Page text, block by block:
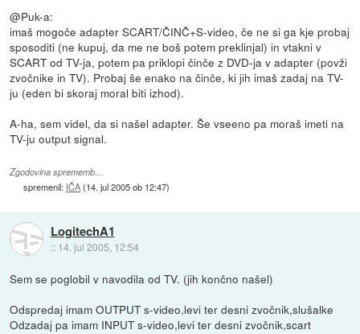
@Puk-a:
imaš mogoče adapter SCART/ČINČ+S-video, če ne si ga kje probaj
sposoditi (ne kupuj, da me ne boš potem preklinjal) in vtakni v
SCART od TV-ja, potem pa priklopi činče z DVD-ja v adapter (povži
zvočnike in TV). Probaj še enako na činče, ki jih imaš zadaj na TV-
ju (eden bi skoraj moral biti izhod).
A-ha, sem videl, da si našel adapter. Še vseeno pa moraš imeti na
TV-ju output signal.
Zgodovina sprememb…
spremenil: IČA(14. jul 2005 ob 12:47)
LogitechA1
:: 14. jul 2005, 12:54
Sem se poglobil v navodila od TV. (jih končno našel)
Odspredaj imam OUTPUT s-video,levi ter desni zvočnik,slušalke
Odzadaj pa imam INPUT s-video,levi ter desni zvočnik,scart